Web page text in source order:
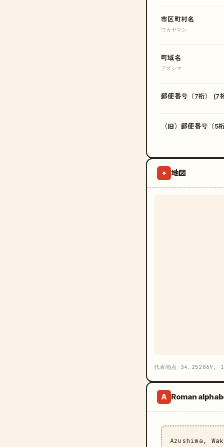
市区町村名
ワカヤマシ
町域名
アズシマ
郵便番号（7桁） (7
（旧）郵便番号（5
⌖ 地図
代表地点 34.252869,
A Roman
Azushima,